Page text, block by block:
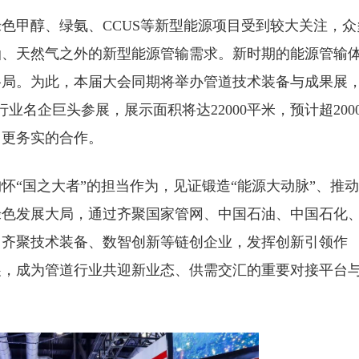
甲醇、绿氨、CCUS等新型能源项目受到较大关注，众
天然气之外的新型能源管输需求。新时期的能源管输
。为此，本届大会同期将举办管道技术装备与成果展，
名企巨头参展，展示面积将达22000平米，预计超
务实的合作。
“国之大者”的担当作为，见证锻造“能源大动脉”、推
发展大局，通过齐聚国家管网、中国石油、中国石化、
聚技术装备、数智创新等链创企业，发挥创新引领作
成为管道行业共迎新业态、供需交汇的重要对接平台